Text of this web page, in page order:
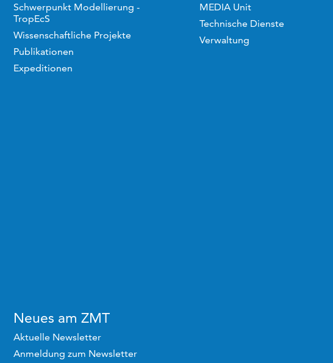
Schwerpunkt Modellierung -
TropEcS
Wissenschaftliche Projekte
Publikationen
Expeditionen
MEDIA Unit
Technische Dienste
Verwaltung
Neues am ZMT
Aktuelle Newsletter
Anmeldung zum Newsletter